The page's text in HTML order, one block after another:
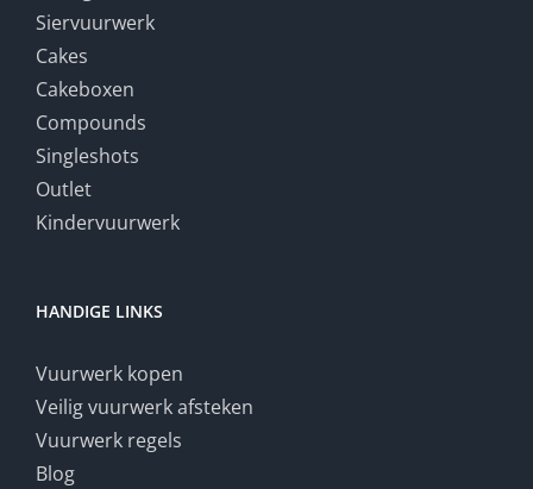
Siervuurwerk
Cakes
Cakeboxen
Compounds
Singleshots
Outlet
Kindervuurwerk
HANDIGE LINKS
Vuurwerk kopen
Veilig vuurwerk afsteken
Vuurwerk regels
Blog